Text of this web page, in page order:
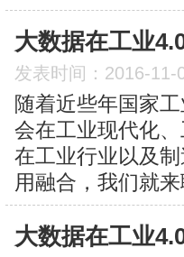
大数据在工业
发表时间：2016-11-
随着近些年国家
会在工业现代化
在工业行业以及
用融合，我们就
大数据在工业